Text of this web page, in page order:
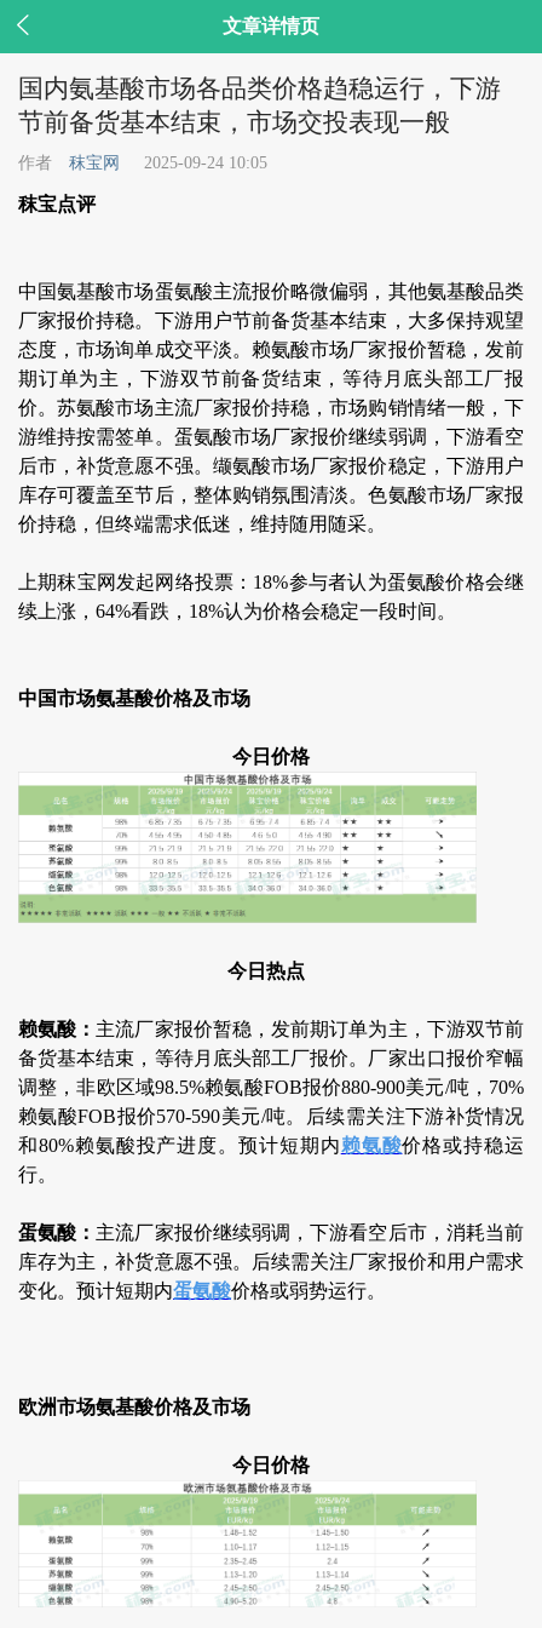
 文章详情页
国内氨基酸市场各品类价格趋稳运行，下游
节前备货基本结束，市场交投表现一般
作者 秣宝网 2025-09-24 10:05
秣宝点评
中国氨基酸市场蛋氨酸主流报价略微偏弱，其他氨基酸品类
厂家报价持稳。下游用户节前备货基本结束，大多保持观望
态度，市场询单成交平淡。赖氨酸市场厂家报价暂稳，发前
期订单为主，下游双节前备货结束，等待月底头部工厂报
价。苏氨酸市场主流厂家报价持稳，市场购销情绪一般，下
游维持按需签单。蛋氨酸市场厂家报价继续弱调，下游看空
后市，补货意愿不强。缬氨酸市场厂家报价稳定，下游用户
库存可覆盖至节后，整体购销氛围清淡。色氨酸市场厂家报
价持稳，但终端需求低迷，维持随用随采。
上期秣宝网发起网络投票：18%参与者认为蛋氨酸价格会继
续上涨，64%看跌，18%认为价格会稳定一段时间。
中国市场氨基酸价格及市场
今日价格
今日热点
赖氨酸： 主流厂家报价暂稳，发前期订单为主，下游双节前
备货基本结束，等待月底头部工厂报价。厂家出口报价窄幅
调整，非欧区域98.5%赖氨酸FOB报价880-900美元/吨，70%
赖氨酸FOB报价570-590美元/吨。后续需关注下游补货情况
和80%赖氨酸投产进度。预计短期内赖氨酸价格或持稳运
行。
蛋氨酸： 主流厂家报价继续弱调，下游看空后市，消耗当前
库存为主，补货意愿不强。后续需关注厂家报价和用户需求
变化。预计短期内蛋氨酸价格或弱势运行。
欧洲市场氨基酸价格及市场
今日价格